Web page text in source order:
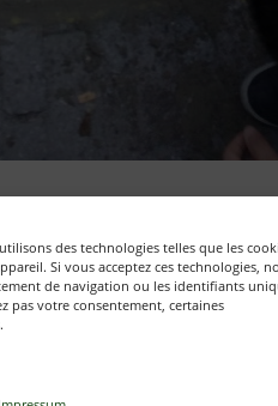
des technologies telles que les
Si vous acceptez ces technologies,
de navigation ou les identifiants
pas votre consentement, certaines
ASBL
Bruxelles